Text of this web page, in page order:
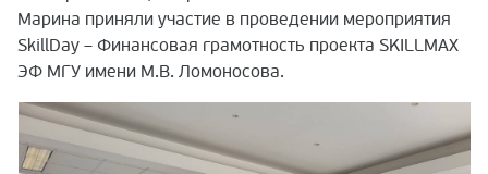
Марина приняли участие в проведении мероприятия
SkillDay – Финансовая грамотность проекта SKILLMAX
ЭФ МГУ имени М.В. Ломоносова.